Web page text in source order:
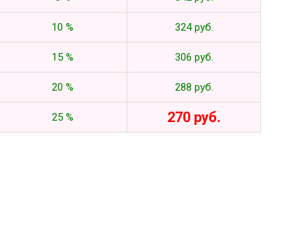
10 % 324 руб.
15 % 306 руб.
20 % 288 руб.
25 % 270 руб.